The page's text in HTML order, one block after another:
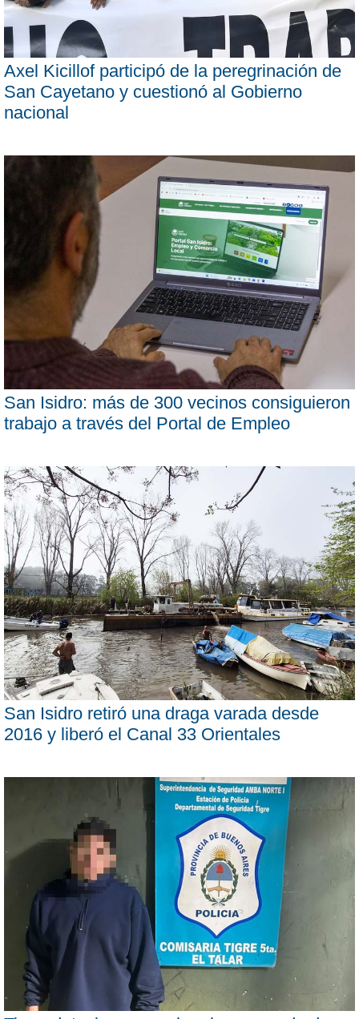
Axel Kicillof participó de la peregrinación de
San Cayetano y cuestionó al Gobierno
nacional
San Isidro: más de 300 vecinos consiguieron
trabajo a través del Portal de Empleo
San Isidro retiró una draga varada desde
2016 y liberó el Canal 33 Orientales